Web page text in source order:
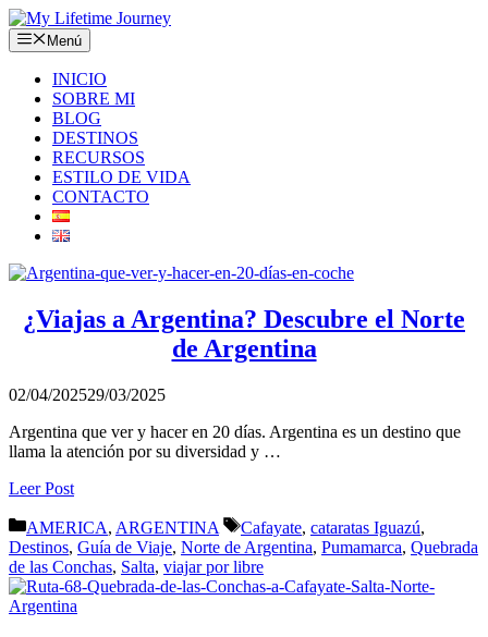
Saltar
al
contenido
Menú
INICIO
SOBRE MI
BLOG
DESTINOS
RECURSOS
ESTILO DE VIDA
CONTACTO
¿Viajas a Argentina? Descubre el Norte
de Argentina
02/04/202529/03/2025
Argentina que ver y hacer en 20 días. Argentina es un destino que
llama la atención por su diversidad y …
Leer Post
Categorías
AMERICA, ARGENTINA Etiquetas
Cafayate, cataratas Iguazú,
Destinos, Guía de Viaje, Norte de Argentina, Pumamarca, Quebrada
de las Conchas, Salta, viajar por libre